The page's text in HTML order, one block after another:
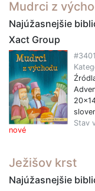
Mudrci z
Najúžasnejšie
Xact Group
nové
Stav
Ježišov krst
Najúžasnejšie